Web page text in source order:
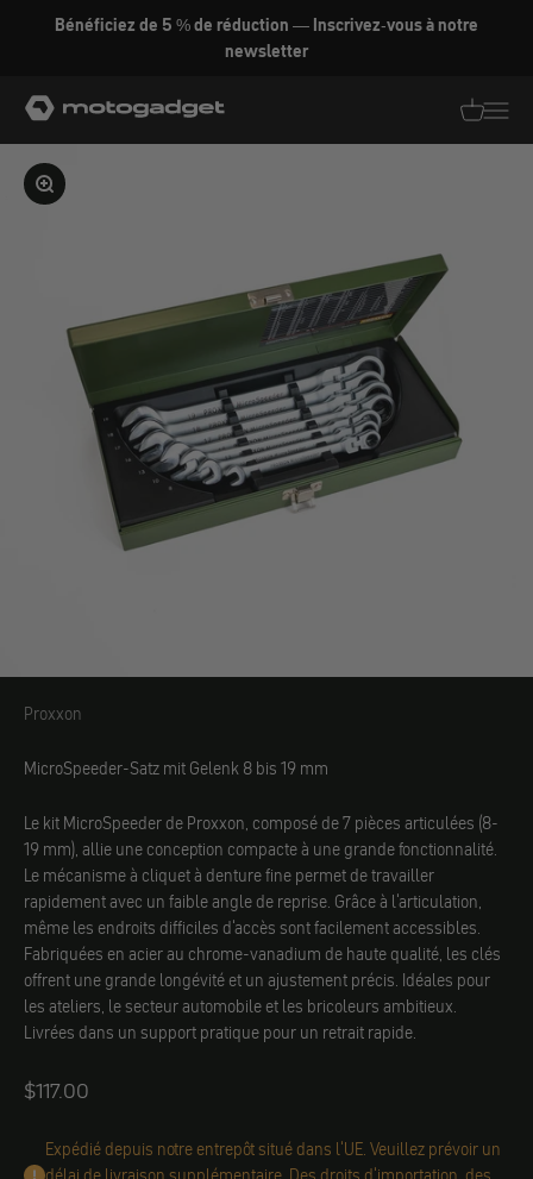
Aller au contenu
Bénéficiez de 5 % de réduction — Inscrivez-vous à notre
newsletter
motogadget GmbH
Agrandir l'image
Proxxon
Proxxon
MicroSpeeder-Satz mit Gelenk 8 bis 19 mm
Le kit MicroSpeeder de Proxxon, composé de 7 pièces articulées (8-
19 mm), allie une conception compacte à une grande fonctionnalité.
Le mécanisme à cliquet à denture fine permet de travailler
rapidement avec un faible angle de reprise. Grâce à l'articulation,
même les endroits difficiles d'accès sont facilement accessibles.
Fabriquées en acier au chrome-vanadium de haute qualité, les clés
offrent une grande longévité et un ajustement précis. Idéales pour
les ateliers, le secteur automobile et les bricoleurs ambitieux.
Livrées dans un support pratique pour un retrait rapide.
Angebot
$117.00
Expédié depuis notre entrepôt situé dans l'UE. Veuillez prévoir un